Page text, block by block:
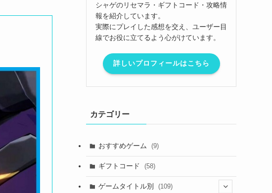
シャゲのリセマラ・ギフトコード・攻略情
報を紹介しています。
実際にプレイした感想を交え、ユーザー目
線でお役に立てるよう心がけています。
詳しいプロフィールはこちら
カテゴリー
おすすめゲーム (9)
ギフトコード (58)
ゲームタイトル別 (109)